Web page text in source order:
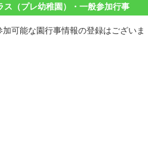
ス（プレ幼稚園）・一般参加行事
可能な園行事情報の登録はございま